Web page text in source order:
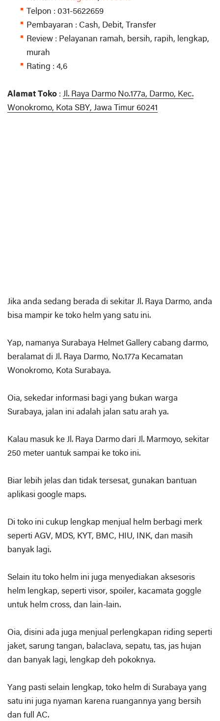
Telpon : 031-5622659
Pembayaran : Cash, Debit, Transfer
Review : Pelayanan ramah, bersih, rapih, lengkap,
murah
Rating : 4,6
Alamat Toko : Jl. Raya Darmo No.177a, Darmo, Kec.
Wonokromo, Kota SBY, Jawa Timur 60241
Jika anda sedang berada di sekitar Jl. Raya Darmo, anda
bisa mampir ke toko helm yang satu ini.
Yap, namanya Surabaya Helmet Gallery cabang darmo,
beralamat di Jl. Raya Darmo, No.177a Kecamatan
Wonokromo, Kota Surabaya.
Oia, sekedar informasi bagi yang bukan warga
Surabaya, jalan ini adalah jalan satu arah ya.
Kalau masuk ke Jl. Raya Darmo dari Jl. Marmoyo, sekitar
250 meter uantuk sampai ke toko ini.
Biar lebih jelas dan tidak tersesat, gunakan bantuan
aplikasi google maps.
Di toko ini cukup lengkap menjual helm berbagi merk
seperti AGV, MDS, KYT, BMC, HIU, INK, dan masih
banyak lagi.
Selain itu toko helm ini juga menyediakan aksesoris
helm lengkap, seperti visor, spoiler, kacamata goggle
untuk helm cross, dan lain-lain.
Oia, disini ada juga menjual perlengkapan riding seperti
jaket, sarung tangan, balaclava, sepatu, tas, jas hujan
dan banyak lagi, lengkap deh pokoknya.
Yang pasti selain lengkap, toko helm di Surabaya yang
satu ini juga nyaman karena ruangannya yang bersih
dan full AC.